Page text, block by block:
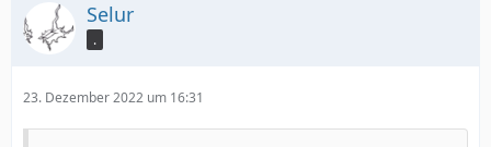
Selur
.
23. Dezember 2022 um 16:31